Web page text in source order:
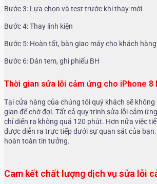
Bước 3: Lựa chọn và test trước khi thay mới
Bước 4: Thay linh kiện
Bước 5: Hoàn tất, bàn giao máy cho khách hàng
Bước 6: Dán tem, ghi phiếu BH
Thời gian sửa lỗi cảm ứng cho iPhone 8
Tại cửa hàng của chúng tôi quý khách sẽ
gian để chờ đợi. Tất cả quy trình sửa lỗi cảm
chỉ diển ra không quá 120 phút. Hơn nữa việc
được diễn ra trực tiếp dưới sự quan sát của
hoàn toàn tin tưởng.
Cam kết chất lượng dịch vụ sửa lỗi